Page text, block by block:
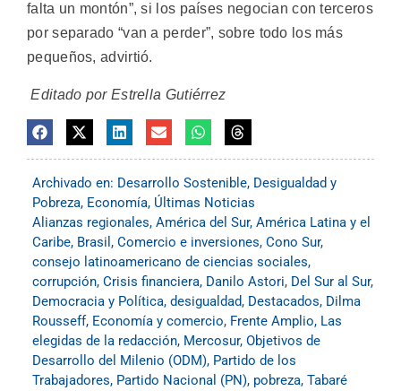
falta un montón”, si los países negocian con terceros
por separado “van a perder”, sobre todo los más
pequeños, advirtió.
Editado por Estrella Gutiérrez
Archivado en: Desarrollo Sostenible, Desigualdad y
Pobreza, Economía, Últimas Noticias
Alianzas regionales, América del Sur, América Latina y el
Caribe, Brasil , Comercio e inversiones, Cono Sur,
consejo latinoamericano de ciencias sociales,
corrupción, Crisis financiera, Danilo Astori, Del Sur al Sur,
Democracia y Política, desigualdad, Destacados, Dilma
Rousseff, Economía y comercio, Frente Amplio, Las
elegidas de la redacción, Mercosur, Objetivos de
Desarrollo del Milenio (ODM), Partido de los
Trabajadores, Partido Nacional (PN), pobreza, Tabaré